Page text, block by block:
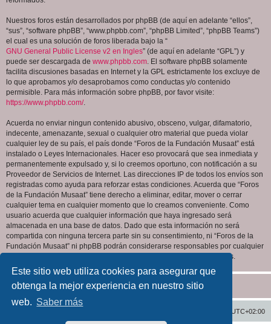
Este sitio web utiliza cookies para asegurar que
obtenga la mejor experiencia en nuestro sitio
web. Saber más
Nuestros foros están desarrollados por phpBB (de aquí en adelante “ellos”,
“sus”, “software phpBB”, “www.phpbb.com”, “phpBB Limited”, “phpBB Teams”)
el cual es una solución de foros liberada bajo la “
GNU General Public License v2 en Ingles” (de aquí en adelante “GPL”) y
puede ser descargada de www.phpbb.com. El software phpBB solamente
facilita discusiones basadas en Internet y la GPL estrictamente los excluye de
lo que aprobamos y/o desaprobamos como conductas y/o contenido
permisible. Para más información sobre phpBB, por favor visite:
https://www.phpbb.com/.
Acuerda no enviar ningun contenido abusivo, obsceno, vulgar, difamatorio,
indecente, amenazante, sexual o cualquier otro material que pueda violar
cualquier ley de su país, el país donde “Foros de la Fundación Musaat” está
instalado o Leyes Internacionales. Hacer eso provocará que sea inmediata y
permanentemente expulsado y, si lo creemos oportuno, con notificación a su
Proveedor de Servicios de Internet. Las direcciones IP de todos los envíos son
registradas como ayuda para reforzar estas condiciones. Acuerda que “Foros
de la Fundación Musaat” tiene derecho a eliminar, editar, mover o cerrar
cualquier tema en cualquier momento que lo creamos conveniente. Como
usuario acuerda que cualquier información que haya ingresado será
almacenada en una base de datos. Dado que esta información no será
compartida con ninguna tercera parte sin su consentimiento, ni “Foros de la
Fundación Musaat” ni phpBB podrán considerarse responsables por cualquier
intento de hacking que conlleve a que los datos sean comprometidos.
UTC+02:00